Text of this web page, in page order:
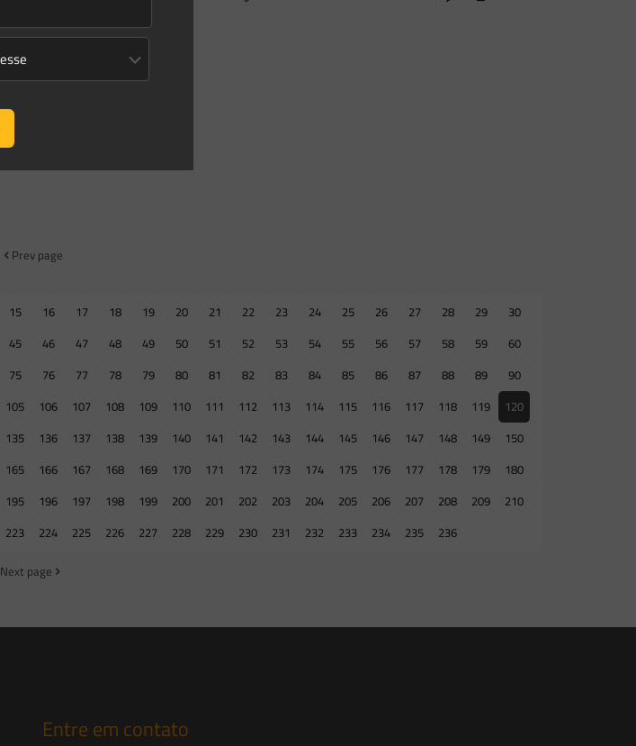
Prev page
15 16 17 18 19 20 21 22 23 24 25 26 27 28 29
30
45 46 47 48 49 50 51 52 53 54 55 56 57 58 59
60
75 76 77 78 79 80 81 82 83 84 85 86 87 88 89
90
105 106 107 108 109 110 111 112 113 114 115 116 117 118 119
120
135 136 137 138 139 140 141 142 143 144 145 146 147 148 149
150
165 166 167 168 169 170 171 172 173 174 175 176 177 178 179
180
195 196 197 198 199 200 201 202 203 204 205 206 207 208 209
210
223 224 225 226 227 228 229 230 231 232 233 234 235 236
Next page
Entre em contato